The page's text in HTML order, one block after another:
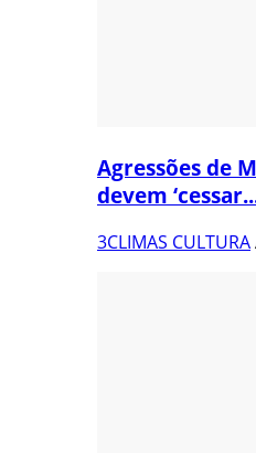
Agressões de
devem
3CLIMAS CULTURA